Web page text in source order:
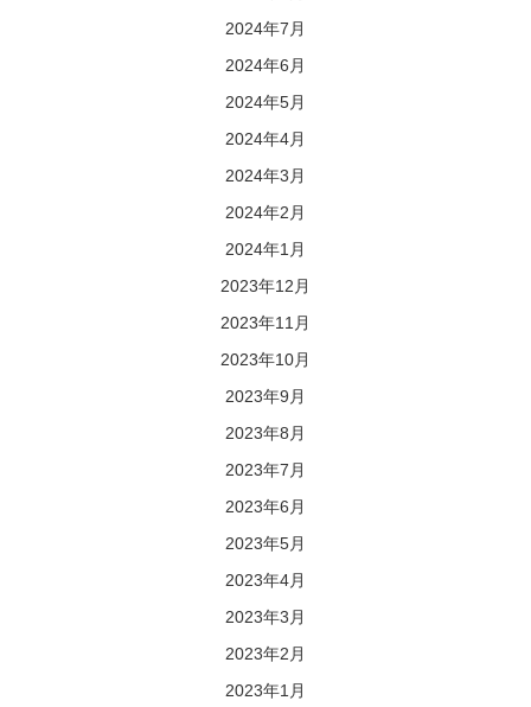
2024年7月
2024年6月
2024年5月
2024年4月
2024年3月
2024年2月
2024年1月
2023年12月
2023年11月
2023年10月
2023年9月
2023年8月
2023年7月
2023年6月
2023年5月
2023年4月
2023年3月
2023年2月
2023年1月